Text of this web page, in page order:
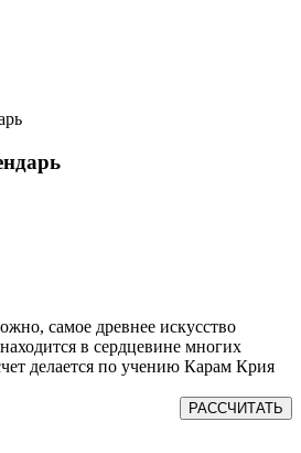
самое древнее искусство
в сердцевине многих
делается по учению Карам Крия
РАССЧИТАТЬ